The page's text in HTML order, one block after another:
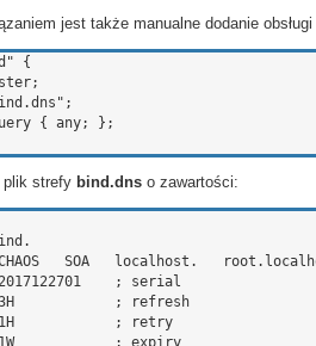
jest także manualne dodanie
{
{ any; };
plik strefy bind.dns o zawartości:
SOA   localhost.
; serial
; refresh
; retry
; expiry